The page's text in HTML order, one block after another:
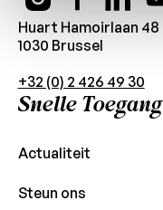
Huart Hamoirlaan 48
1030 Brussel
+32 (0) 2 426 49 30
Snelle Toegang
Actualiteit
Steun ons